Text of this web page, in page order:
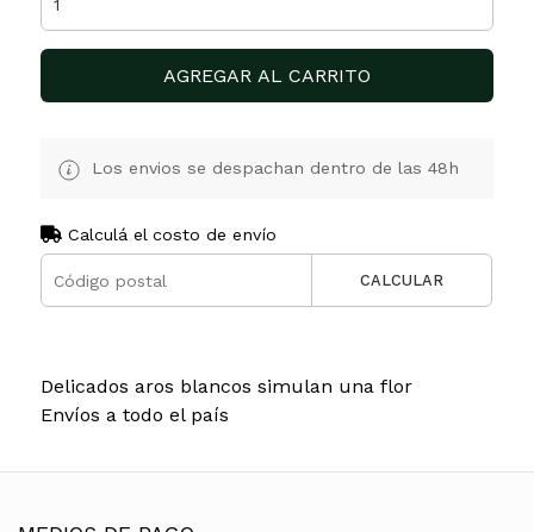
AGREGAR AL CARRITO
Los envios se despachan dentro de las 48h
Calculá el costo de envío
CALCULAR
Delicados aros blancos simulan una flor
Envíos a todo el país